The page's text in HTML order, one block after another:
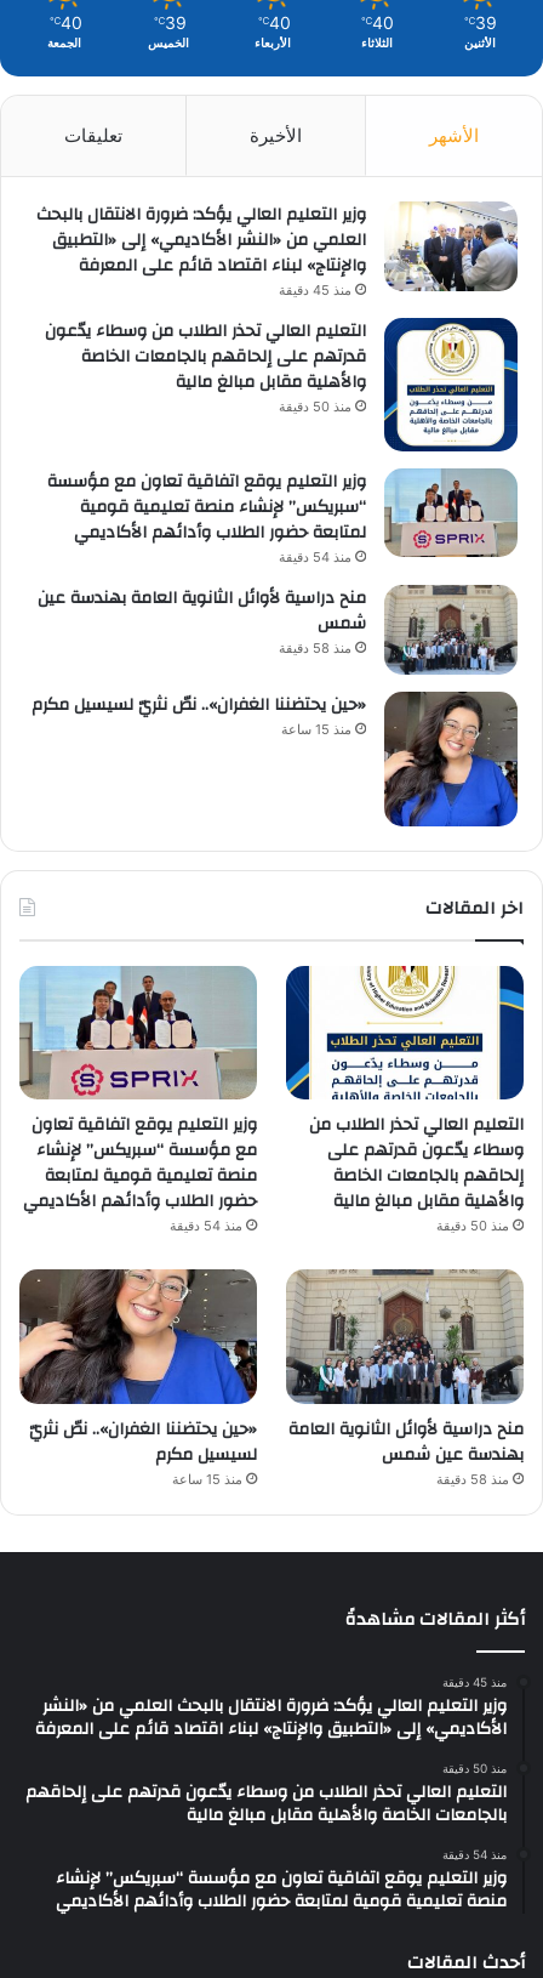
39
℃
الأثنين
40
℃
الثلاثاء
40
℃
الأربعاء
39
℃
الخميس
40
℃
الجمعة
الأشهر الأخيرة تعليقات
وزير التعليم العالي يؤكد: ضرورة الانتقال بالبحث
العلمي من «النشر الأكاديمي» إلى «التطبيق
والإنتاج» لبناء اقتصاد قائم على المعرفة
منذ 45 دقيقة
التعليم العالي تحذر الطلاب من وسطاء يدّعون
قدرتهم على إلحاقهم بالجامعات الخاصة
والأهلية مقابل مبالغ مالية
منذ 50 دقيقة
وزير التعليم يوقع اتفاقية تعاون مع مؤسسة
“سبريكس” لإنشاء منصة تعليمية قومية
لمتابعة حضور الطلاب وأدائهم الأكاديمي
منذ 54 دقيقة
منح دراسية لأوائل الثانوية العامة بهندسة عين
شمس
منذ 58 دقيقة
«حين يحتضننا الغفران».. نصّ نثريّ لسيسيل مكرم
منذ 15 ساعة
اخر المقالات
التعليم العالي تحذر الطلاب من
وسطاء يدّعون قدرتهم على
إلحاقهم بالجامعات الخاصة
والأهلية مقابل مبالغ مالية
منذ 50 دقيقة
وزير التعليم يوقع اتفاقية تعاون
مع مؤسسة “سبريكس” لإنشاء
منصة تعليمية قومية لمتابعة
حضور الطلاب وأدائهم الأكاديمي
منذ 54 دقيقة
منح دراسية لأوائل الثانوية العامة
بهندسة عين شمس
منذ 58 دقيقة
«حين يحتضننا الغفران».. نصّ نثريّ
لسيسيل مكرم
منذ 15 ساعة
أكثر المقالات مشاهدةً
منذ 45 دقيقة
وزير التعليم العالي يؤكد: ضرورة الانتقال بالبحث العلمي من «النشر
الأكاديمي» إلى «التطبيق والإنتاج» لبناء اقتصاد قائم على المعرفة
منذ 50 دقيقة
التعليم العالي تحذر الطلاب من وسطاء يدّعون قدرتهم على إلحاقهم
بالجامعات الخاصة والأهلية مقابل مبالغ مالية
منذ 54 دقيقة
وزير التعليم يوقع اتفاقية تعاون مع مؤسسة “سبريكس” لإنشاء
منصة تعليمية قومية لمتابعة حضور الطلاب وأدائهم الأكاديمي
أحدث المقالات